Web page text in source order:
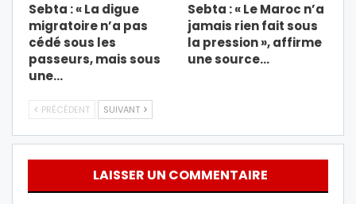
Sebta : « La digue
migratoire n’a pas
cédé sous les
passeurs, mais sous
une…
Sebta : « Le Maroc n’a
jamais rien fait sous
la pression », affirme
une source…
PRÉCÉDENT SUIVANT
LAISSER UN COMMENTAIRE